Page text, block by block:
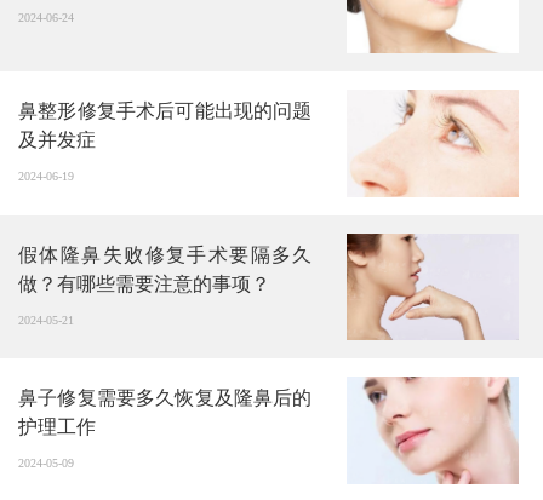
2024-06-24
鼻整形修复手术后可能出现的问题
及并发症
2024-06-19
假体隆鼻失败修复手术要隔多久
做？有哪些需要注意的事项？
2024-05-21
鼻子修复需要多久恢复及隆鼻后的
护理工作
2024-05-09